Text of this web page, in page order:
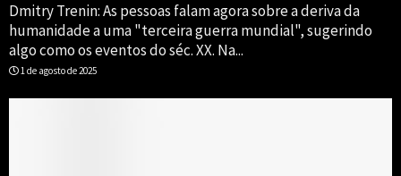
Dmitry Trenin: As pessoas falam agora sobre a deriva da
humanidade a uma "terceira guerra mundial", sugerindo
algo como os eventos do séc. XX. Na...
1 de agosto de 2025